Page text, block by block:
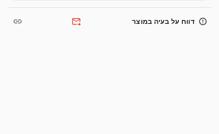
error_outline דווח על בעיה במוצר forward_to_inbox
link